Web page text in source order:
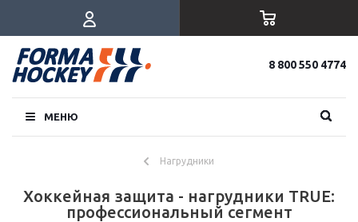
8 800 550 4774
МЕНЮ
Нагрудники
Хоккейная защита - нагрудники TRUE:
профессиональный сегмент